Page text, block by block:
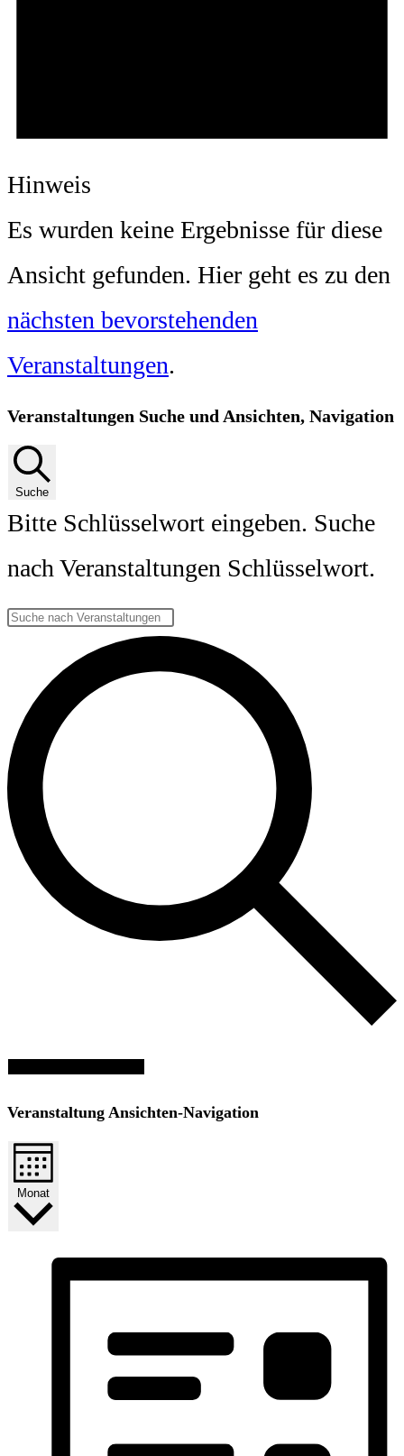
Hinweis
Es wurden keine Ergebnisse für diese
Ansicht gefunden. Hier geht es zu den
nächsten bevorstehenden
Veranstaltungen.
Veranstaltungen Suche und Ansichten, Navigation
Suche
Bitte Schlüsselwort eingeben. Suche
nach Veranstaltungen Schlüsselwort.
Veranstaltung Ansichten-Navigation
Monat